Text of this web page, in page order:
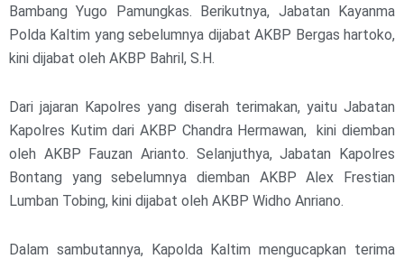
Bambang Yugo Pamungkas. Berikutnya, Jabatan Kayanma
Polda Kaltim yang sebelumnya dijabat AKBP Bergas hartoko,
kini dijabat oleh AKBP Bahril, S.H.
Dari jajaran Kapolres yang diserah terimakan, yaitu Jabatan
Kapolres Kutim dari AKBP Chandra Hermawan, kini diemban
oleh AKBP Fauzan Arianto. Selanjuthya, Jabatan Kapolres
Bontang yang sebelumnya diemban AKBP Alex Frestian
Lumban Tobing, kini dijabat oleh AKBP Widho Anriano.
Dalam sambutannya, Kapolda Kaltim mengucapkan terima